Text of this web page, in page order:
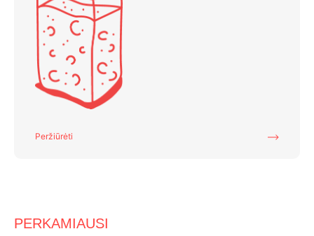
Peržiūrėti
PERKAMIAUSI